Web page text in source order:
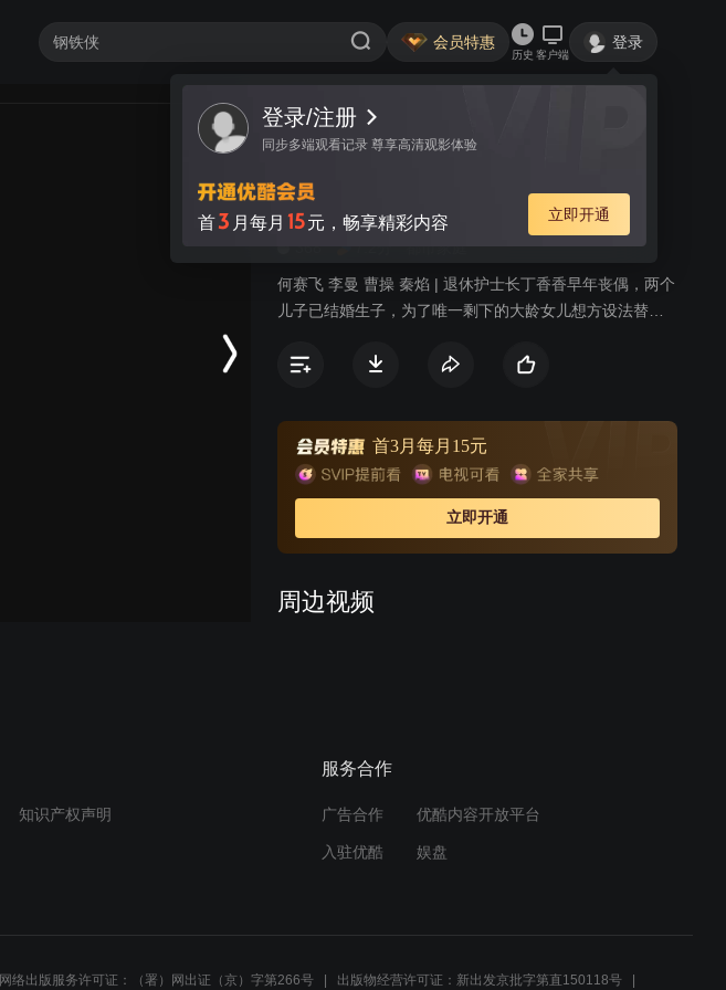
会员特惠
历史 客户端
登录
登录/注册
同步多端观看记录 尊享高清观影体验
首3 月每月 15元，畅享精彩内容 立即开通
视频 讨论
老妈的桃花运
都市家庭
何赛飞 李曼 曹操 秦焰 | 退休护士长丁香香早年丧偶，两个
儿子已结婚生子，为了唯一剩下的大龄女儿想方设法替其
的桃花运。一直帮衬家事的丈夫的师弟马大宽终于打破沉
的爱情攻坚战让丁香香措不及防。丁香香一边面对着儿女
争房产、朋友住院等头疼事，还要饱受爱情带给她的压
力。孩子们的不同意见，几个家庭的矛盾纠葛，中西文化
的各种差异，世俗观念的各色目光描绘出一幕幕悲喜交加
的生活画卷。
首3月每月15元
立即开通
周边视频
做的
她
05:20
知识产权声明
服务合作
广告合作 优酷内容开放平台
入驻优酷 娱盘
网络出版服务许可证：（署）网出证（京）字第266号 出版物经营许可证：新出发京批字第直150118号